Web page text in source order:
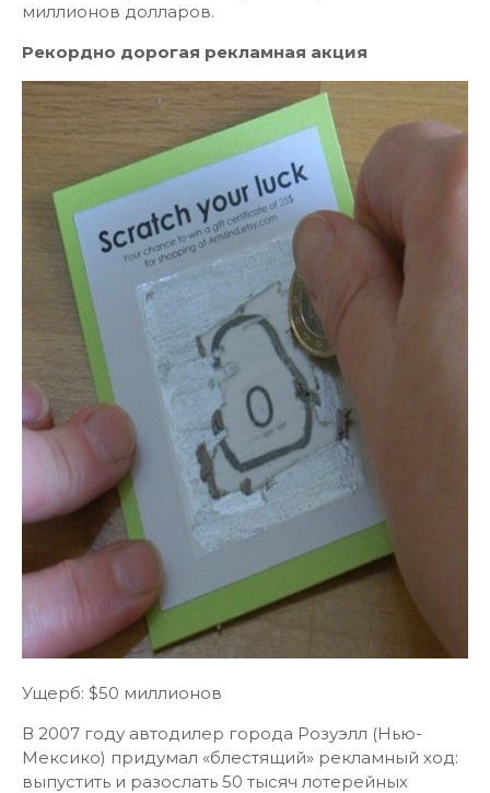
миллионов долларов.
Рекордно дорогая рекламная акция
Ущерб: $50 миллионов
В 2007 году автодилер города Розуэлл (Нью-
Мексико) придумал «блестящий» рекламный ход:
выпустить и разослать 50 тысяч лотерейных